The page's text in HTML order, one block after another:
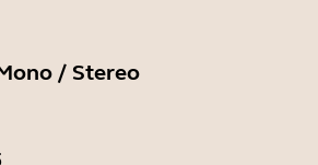
/ Stereo